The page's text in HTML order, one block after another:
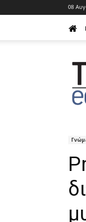
08